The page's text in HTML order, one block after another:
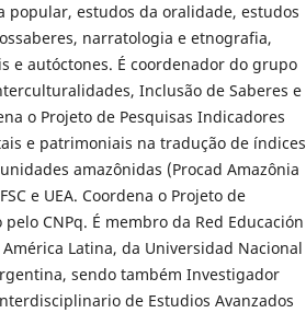
popular, estudos da oralidade, estudos
narratologia e etnografia,
e autóctones. É coordenador do grupo
Inclusão de Saberes e
o Projeto de Pesquisas Indicadores
e patrimoniais na tradução de índices
amazônidas (Procad Amazônia
e UEA. Coordena o Projeto de
CNPq. É membro da Red Educación
Latina, da Universidad Nacional
sendo também Investigador
de Estudios Avanzados